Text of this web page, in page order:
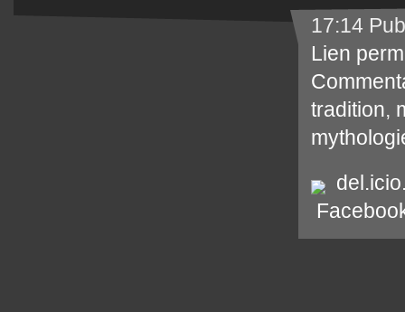
17:14
Lien
tradition,